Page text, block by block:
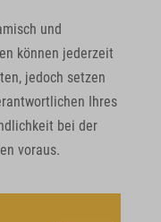
und
können jederzeit
jedoch setzen
Ihres
bei der
voraus.